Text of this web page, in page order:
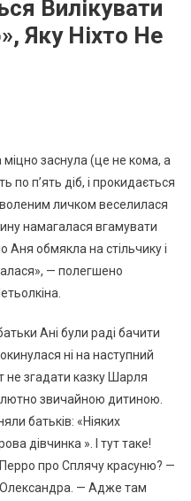
Вилікувати
Яку Ніхто Не
міцно заснула (це не кома, а
по п’ять діб, і прокидається
личком веселилася
намагалася вгамувати
Аня обмякла на стільчику і
— полегшено
Ані були раді бачити
ні на наступний
не згадати казку Шарля
звичайною дитиною.
батьків: «Ніяких
дівчинка ». І тут таке!
про Сплячу красуню? —
Олександра. — Адже там